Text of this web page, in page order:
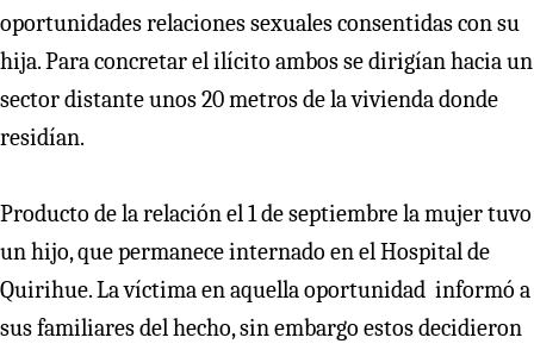
oportunidades relaciones sexuales consentidas con su
hija. Para concretar el ilícito ambos se dirigían hacia un
sector distante unos 20 metros de la vivienda donde
residían.
Producto de la relación el 1 de septiembre la mujer tuvo
un hijo, que permanece internado en el Hospital de
Quirihue. La víctima en aquella oportunidad informó a
sus familiares del hecho, sin embargo estos decidieron